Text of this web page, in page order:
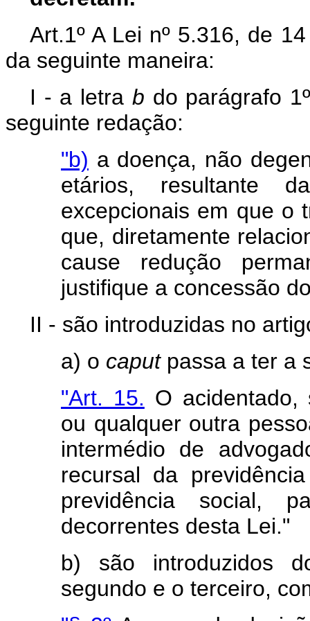
Art.1º A Lei nº 5.316, de
da seguinte maneira:
I - a letra b do parágrafo
seguinte redação:
"b) a doença, não
etários, resultante
excepcionais em que o
que, diretamente
cause redução
justifique a concessão
II - são introduzidas no
a) o caputpassa a ter a
"Art. 15. O acidentado,
ou qualquer outra
intermédio de
recursal da
previdência social,
decorrentes desta Lei."
b) são introduzidos
segundo e o terceiro,